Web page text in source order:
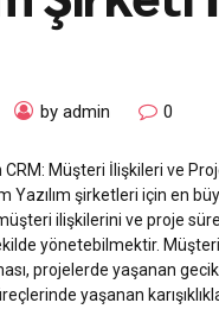
by admin 0
CRM: Müşteri İlişkileri ve
Yazılım şirketleri için en
ilişkilerini ve proje
yönetebilmektir.
projelerde yaşanan
yaşanan